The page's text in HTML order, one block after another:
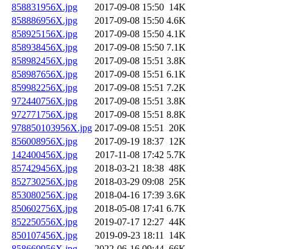
858831956X.jpg
2017-09-08 15:50 14K
858886956X.jpg
2017-09-08 15:50 4.6K
858925156X.jpg
2017-09-08 15:50 4.1K
858938456X.jpg
2017-09-08 15:50 7.1K
858982456X.jpg
2017-09-08 15:51 3.8K
858987656X.jpg
2017-09-08 15:51 6.1K
859982256X.jpg
2017-09-08 15:51 7.2K
972440756X.jpg
2017-09-08 15:51 3.8K
972771756X.jpg
2017-09-08 15:51 8.8K
978850103956X.jpg 2017-09-08 15:51 20K
856008956X.jpg
2017-09-19 18:37 12K
142400456X.jpg
2017-11-08 17:42 5.7K
857429456X.jpg
2018-03-21 18:38 48K
852730256X.jpg
2018-03-29 09:08 25K
853080256X.jpg
2018-04-16 17:39 3.6K
850602756X.jpg
2018-05-08 17:41 6.7K
852250556X.jpg
2019-07-17 12:27 44K
850107456X.jpg
2019-09-23 18:11 14K